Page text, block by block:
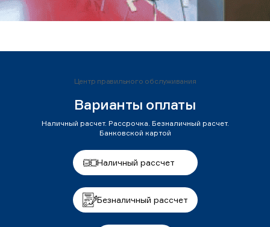
Центр правильного обслуживания
Варианты оплаты
Наличный расчет. Рассрочка. Безналичный расчет.
Банковской картой
Наличный рассчет
Безналичный рассчет